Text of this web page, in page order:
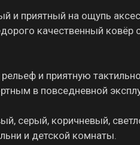
и приятный на ощупь
качественный
и приятную
в повседневной
серый, коричневый,
и детской комнаты.